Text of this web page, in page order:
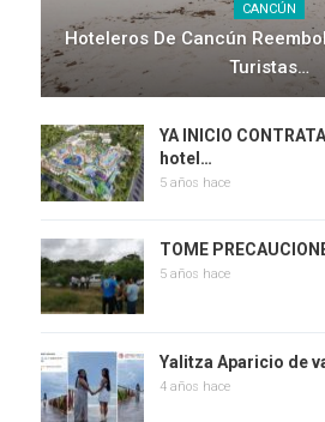
CANCÚN
Hoteleros De Cancún
Turistas…
YA INICIO
hotel…
5 años hace
TOME
5 años hace
Yalitza Aparicio de
4 años hace